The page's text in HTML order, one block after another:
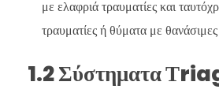
με ελαφριά τραυματίες και
τραυματίες ή θύματα με
1.2 Σύστηματα